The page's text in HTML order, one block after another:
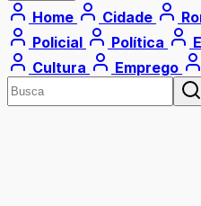
Home Cidade
Policial
Política
Cultura
Emprego